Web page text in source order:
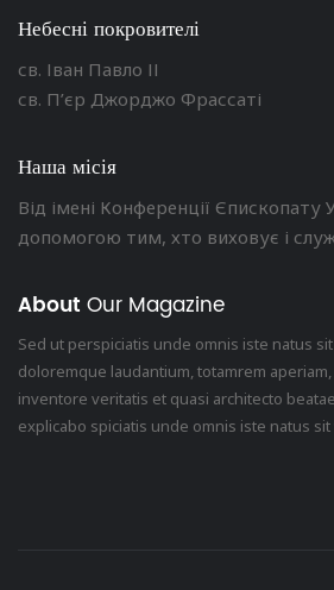
Небесні покровителі
св. Іван Павло ІІ
св. П’єр Джорджо Фрассаті
Наша місія
Від імені Конференції Єпископату
допомогою тим, хто виховує і
About Our Magazine
Sed ut perspiciatis unde omnis iste natus
doloremque laudantium, totamrem
inventore veritatis et quasi architecto
explicabo spiciatis unde omnis iste natus